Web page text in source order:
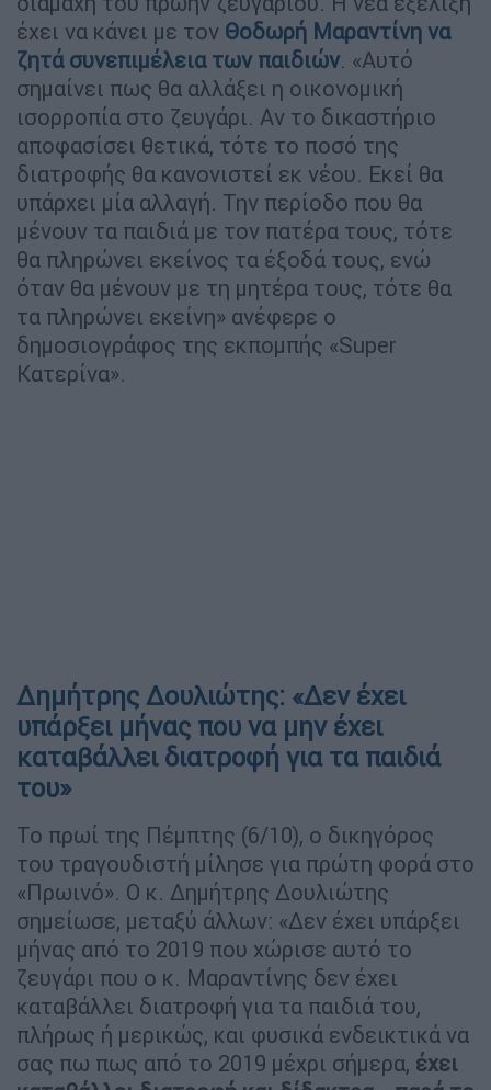
έχει να κάνει με τον Θοδωρή Μαραντίνη να
ζητά συνεπιμέλεια των παιδιών. «Αυτό
σημαίνει πως θα αλλάξει η οικονομική
ισορροπία στο ζευγάρι. Αν το δικαστήριο
αποφασίσει θετικά, τότε το ποσό της
διατροφής θα κανονιστεί εκ νέου. Εκεί θα
υπάρχει μία αλλαγή. Την περίοδο που θα
μένουν τα παιδιά με τον πατέρα τους, τότε
θα πληρώνει εκείνος τα έξοδά τους, ενώ
όταν θα μένουν με τη μητέρα τους, τότε θα
τα πληρώνει εκείνη» ανέφερε ο
δημοσιογράφος της εκπομπής «Super
Κατερίνα».
Δημήτρης Δουλιώτης: «Δεν έχει
υπάρξει μήνας που να μην έχει
καταβάλλει διατροφή για τα παιδιά
του»
Το πρωί της Πέμπτης (6/10), ο δικηγόρος
του τραγουδιστή μίλησε για πρώτη φορά στο
«Πρωινό». Ο κ. Δημήτρης Δουλιώτης
σημείωσε, μεταξύ άλλων: «Δεν έχει υπάρξει
μήνας από το 2019 που χώρισε αυτό το
ζευγάρι που ο κ. Μαραντίνης δεν έχει
καταβάλλει διατροφή για τα παιδιά του,
πλήρως ή μερικώς, και φυσικά ενδεικτικά να
σας πω πως από το 2019 μέχρι σήμερα, έχει